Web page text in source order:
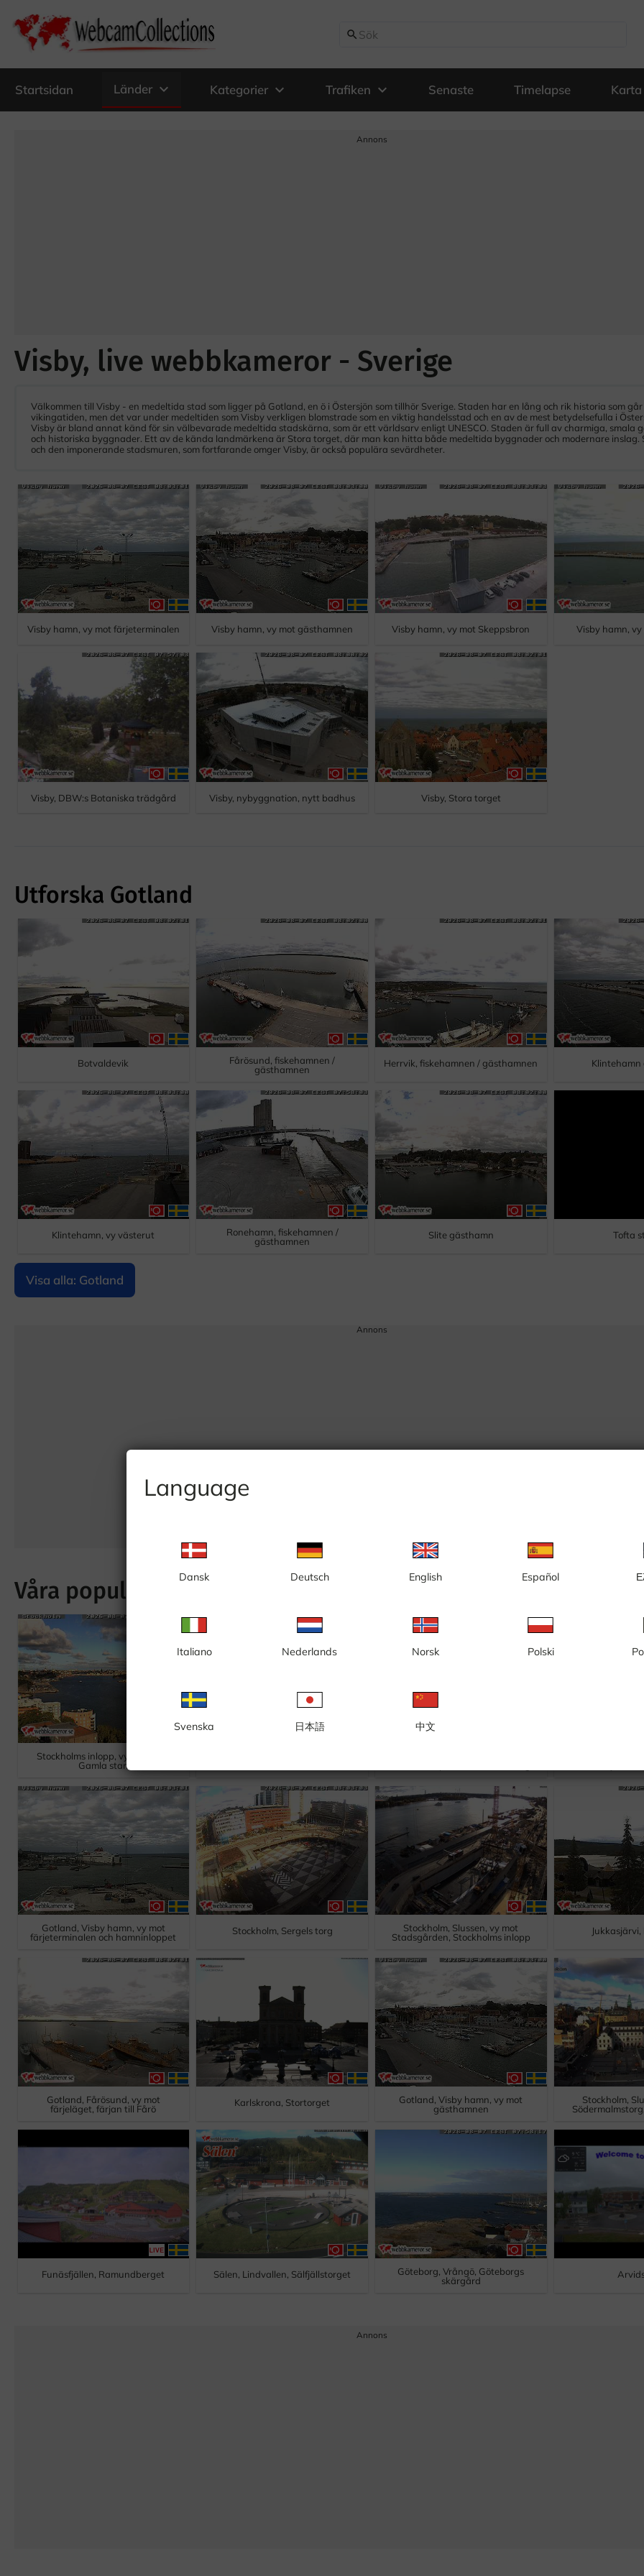
Language
Dansk Deutsch English Español
Italiano Nederlands Norsk Polski
Svenska 日本語 中文
search
Startsidan Länder expand_more Kategorier expand_more Trafiken expand_more Senaste Timelapse Karta
Annons
Visby, live webbkameror - Sverige
Välkommen till Visby - en medeltida stad som ligger på Gotland, en ö i Östersjön som tillhör Sverige. Staden har en lång och rik historia som
vikingatiden, men det var under medeltiden som Visby verkligen blomstrade som en viktig handelsstad och en av de mest betydelsefulla i
Visby är bland annat känd för sin välbevarade medeltida stadskärna, som är ett världsarv enligt UNESCO. Staden är full av charmiga, smala
och historiska byggnader. Ett av de kända landmärkena är Stora torget, där man kan hitta både medeltida byggnader och modernare inslag.
och den imponerande stadsmuren, som fortfarande omger Visby, är också populära sevärdheter.
Visby hamn, vy mot färjeterminalen Visby hamn, vy mot gästhamnen Visby hamn, vy mot Skeppsbron Visby hamn,
Visby, DBW:s Botaniska trädgård Visby, nybyggnation, nytt badhus Visby, Stora torget
Utforska Gotland
Botvaldevik
Fårösund, fiskehamnen /
gästhamnen
Herrvik, fiskehamnen / gästhamnen
Klintehamn, vy västerut
Ronehamn, fiskehamnen /
gästhamnen
Slite gästhamn Tofta
Visa alla: Gotland
Annons
Våra populäraste webbkameror
Stockholms inlopp, vy västerut,
Gamla stan
Gotland, Visby hamn, vy mot
färjeterminalen och hamninloppet
Stockholm, Sergels torg
Stockholm, Slussen, vy mot
Stadsgården, Stockholms inlopp
Jukkasjärvi,
Gotland, Fårösund, vy mot
färjeläget, färjan till Fårö
Karlskrona, Stortorget
Gotland, Visby hamn, vy mot
gästhamnen
Stockholm,
Funäsfjällen, Ramundberget Sälen, Lindvallen, Sälfjällstorget
Göteborg, Vrångö, Göteborgs
skärgård
Annons